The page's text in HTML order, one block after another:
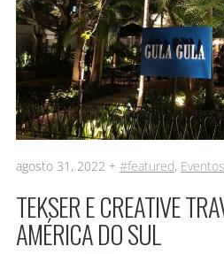
agosto 31, 2022 + #featured, Eventos
TEKSER E CREATIVE
AMÉRICA DO SUL